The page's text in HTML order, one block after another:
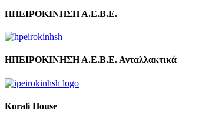
ΗΠΕΙΡΟΚΙΝΗΣΗ Α.Ε.Β.Ε.
ΗΠΕΙΡΟΚΙΝΗΣΗ Α.Ε.Β.Ε. Ανταλλακτικά
Korali House